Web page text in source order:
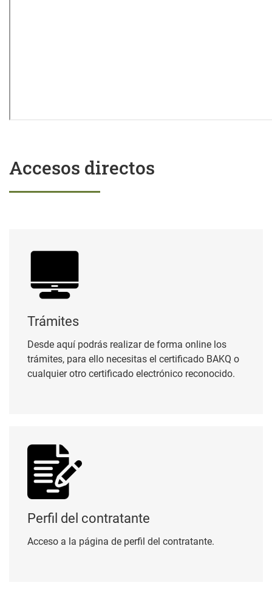
Accesos directos
Trámites
Desde aquí podrás realizar de forma online los
trámites, para ello necesitas el certificado BAKQ o
cualquier otro certificado electrónico reconocido.
Perfil del contratante
Acceso a la página de perfil del contratante.